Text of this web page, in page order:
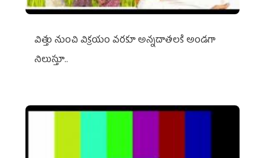
విత్తు నుంచి విక్రయం వరకూ అన్నదాతలకి అండగా
నిలుస్తూ..